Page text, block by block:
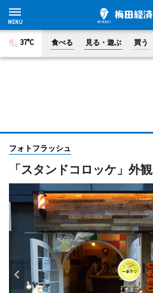
37°C 食べる 見る・遊ぶ 買う
フォトフラッシュ
「スタンドコロッケ」外観